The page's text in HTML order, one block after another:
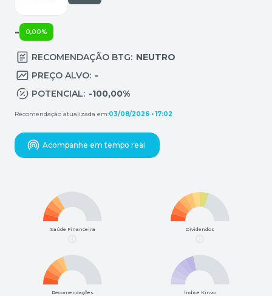
Acompanhe em tempo real
- 0,00%
RECOMENDAÇÃO BTG: NEUTRO
PREÇO ALVO: -
POTENCIAL: -100,00%
Recomendação atualizada em:03/08/2026 • 17:02
Saúde Financeira Dividendos
Recomendações Índice Kinvo